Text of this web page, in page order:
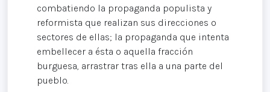
combatiendo la propaganda populista y
reformista que realizan sus direcciones o
sectores de ellas; la propaganda que intenta
embellecer a ésta o aquella fracción
burguesa, arrastrar tras ella a una parte del
pueblo.